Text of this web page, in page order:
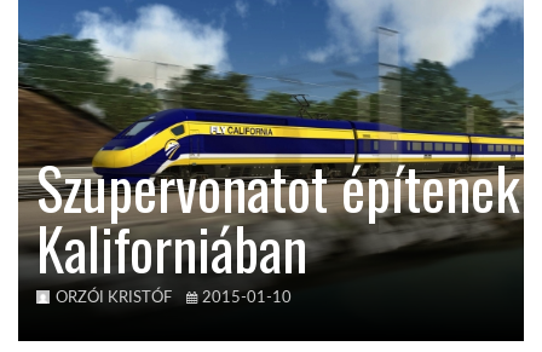
KÖZEL-KELET
AUSZTRÁLIA
A VILÁG ITTHON
Szupervonatot építenek
Kaliforniában
ORZÓI KRISTÓF 2015-01-10